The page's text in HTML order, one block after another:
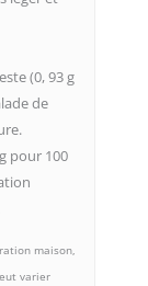
(0, 93 g
de
pour 100
maison,
varier